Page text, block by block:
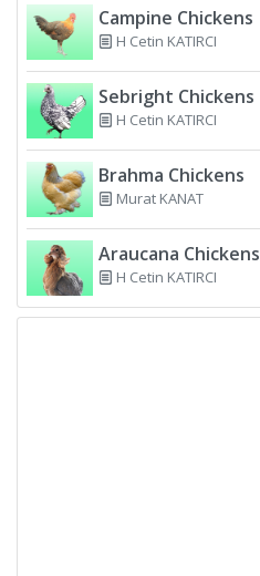
Campine Chickens
H Cetin KATIRCI
Sebright Chickens
H Cetin KATIRCI
Brahma Chickens
Murat KANAT
Araucana Chickens
H Cetin KATIRCI